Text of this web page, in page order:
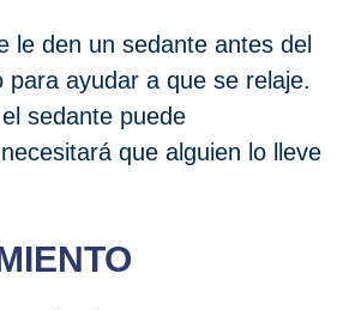
le den un sedante antes del
para ayudar a que se relaje.
sedante puede
que alguien lo lleve